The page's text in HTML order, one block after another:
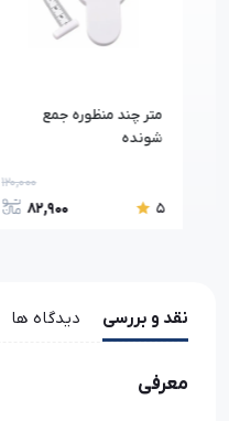
متر چند منظوره جمع
شونده
5
120,000
82,900
نقد و بررسی دیدگاه ها
معرفی